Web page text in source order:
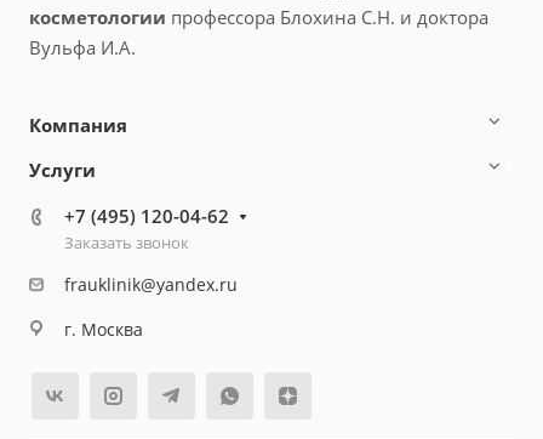
косметологии профессора Блохина С.Н. и доктора
Вульфа И.А.
Компания
Услуги
+7 (495) 120-04-62
Заказать звонок
frauklinik@yandex.ru
г. Москва